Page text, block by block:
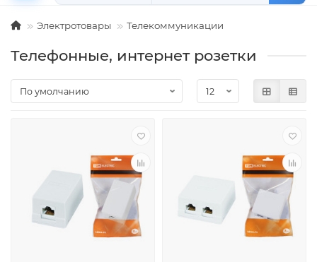
Электротовары Телекоммуникации
Телефонные, интернет розетки